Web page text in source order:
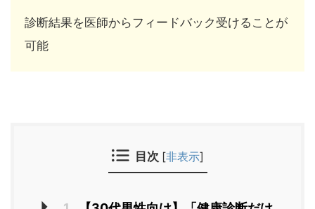
診断結果を医師からフィードバック受けることが
可能
目次 [非表示]